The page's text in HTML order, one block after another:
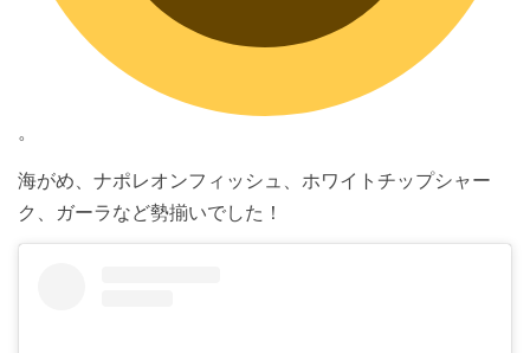
。
海がめ、ナポレオンフィッシュ、ホワイトチップシャー
ク、ガーラなど勢揃いでした！